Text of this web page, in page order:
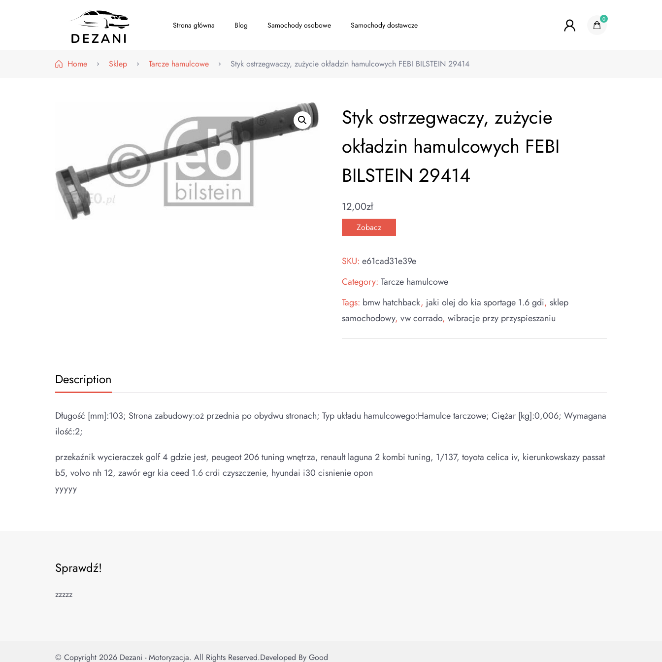
Strona główna Blog Samochody osobowe Samochody dostawcze
0
Home Sklep Tarcze hamulcowe Styk ostrzegwaczy, zużycie okładzin hamulcowych FEBI BILSTEIN 29414
Styk ostrzegwaczy, zużycie
okładzin hamulcowych FEBI
BILSTEIN 29414
12,00zł
Zobacz
SKU:e61cad31e39e
Category:Tarcze hamulcowe
Tags: bmw hatchback, jaki olej do kia sportage 1.6 gdi,sklep
samochodowy,vw corrado,wibracje przy przyspieszaniu
Description
Długość [mm]:103; Strona zabudowy:oż przednia po obydwu stronach; Typ układu hamulcowego:Hamulce tarczowe; Ciężar [kg]:0,006; Wymagana
ilość:2;
przekaźnik wycieraczek golf 4 gdzie jest, peugeot 206 tuning wnętrza, renault laguna 2 kombi tuning, 1/137, toyota celica iv, kierunkowskazy passat
b5, volvo nh 12, zawór egr kia ceed 1.6 crdi czyszczenie, hyundai i30 cisnienie opon
yyyyy
Sprawdź!
zzzzz
© Copyright 2026 Dezani - Motoryzacja. All Rights Reserved.Developed By Good